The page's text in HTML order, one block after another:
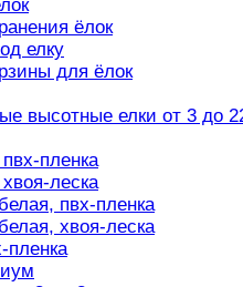
ёлок
елку
для ёлок
высотные елки от 3 до
пленка
леска
пвх-пленка
хвоя-леска
пленка